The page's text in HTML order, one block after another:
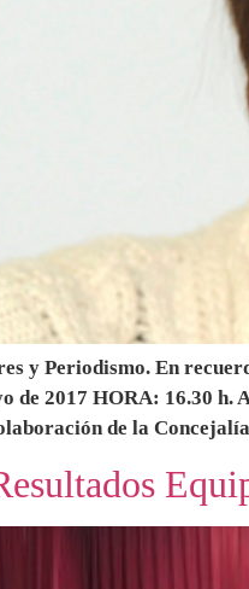
y Periodismo. En
de 2017 HORA: 16.30
de la